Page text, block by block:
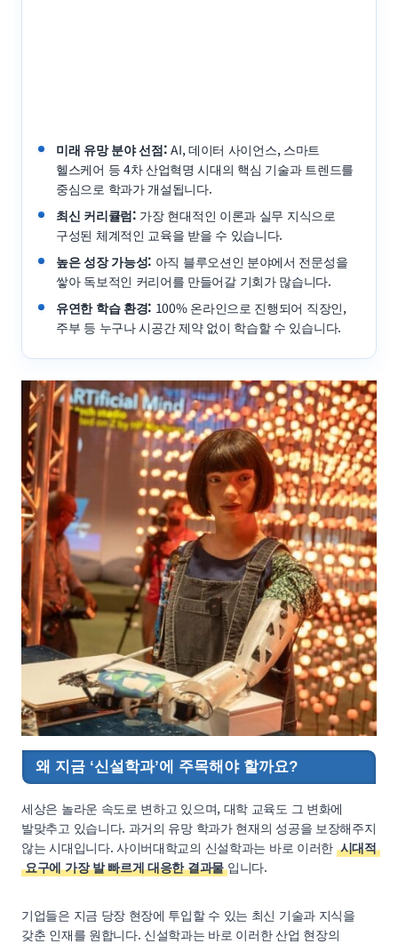
미래 유망 분야 선점: AI, 데이터 사이언스, 스마트
헬스케어 등 4차 산업혁명 시대의 핵심 기술과 트렌드를
중심으로 학과가 개설됩니다.
최신 커리큘럼: 가장 현대적인 이론과 실무 지식으로
구성된 체계적인 교육을 받을 수 있습니다.
높은 성장 가능성: 아직 블루오션인 분야에서 전문성을
쌓아 독보적인 커리어를 만들어갈 기회가 많습니다.
유연한 학습 환경: 100% 온라인으로 진행되어 직장인,
주부 등 누구나 시공간 제약 없이 학습할 수 있습니다.
왜 지금 ‘신설학과’에 주목해야 할까요?
세상은 놀라운 속도로 변하고 있으며, 대학 교육도 그 변화에
발맞추고 있습니다. 과거의 유망 학과가 현재의 성공을 보장해주지
않는 시대입니다. 사이버대학교의 신설학과는 바로 이러한 시대적
요구에 가장 발 빠르게 대응한 결과물 입니다.
기업들은 지금 당장 현장에 투입할 수 있는 최신 기술과 지식을
갖춘 인재를 원합니다. 신설학과는 바로 이러한 산업 현장의